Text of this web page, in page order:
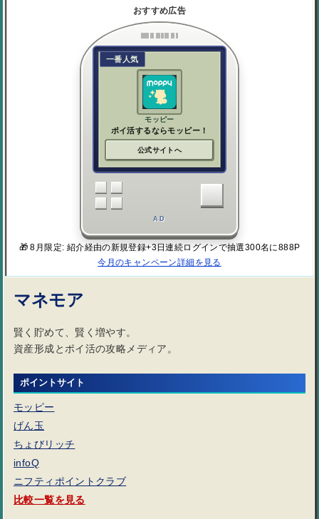
おすすめ広告
一番人気
モッピー
ポイ活するならモッピー！
公式サイトへ
AD
🎁 8月限定: 紹介経由の新規登録+3日連続ログインで抽選300名に888P
今月のキャンペーン詳細を見る
マネモア
賢く貯めて、賢く増やす。
資産形成とポイ活の攻略メディア。
ポイントサイト
モッピー
げん玉
ちょびリッチ
infoQ
ニフティポイントクラブ
比較一覧を見る